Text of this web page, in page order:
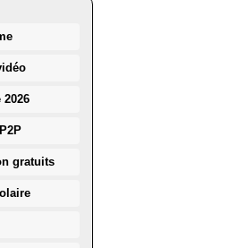
gratuits